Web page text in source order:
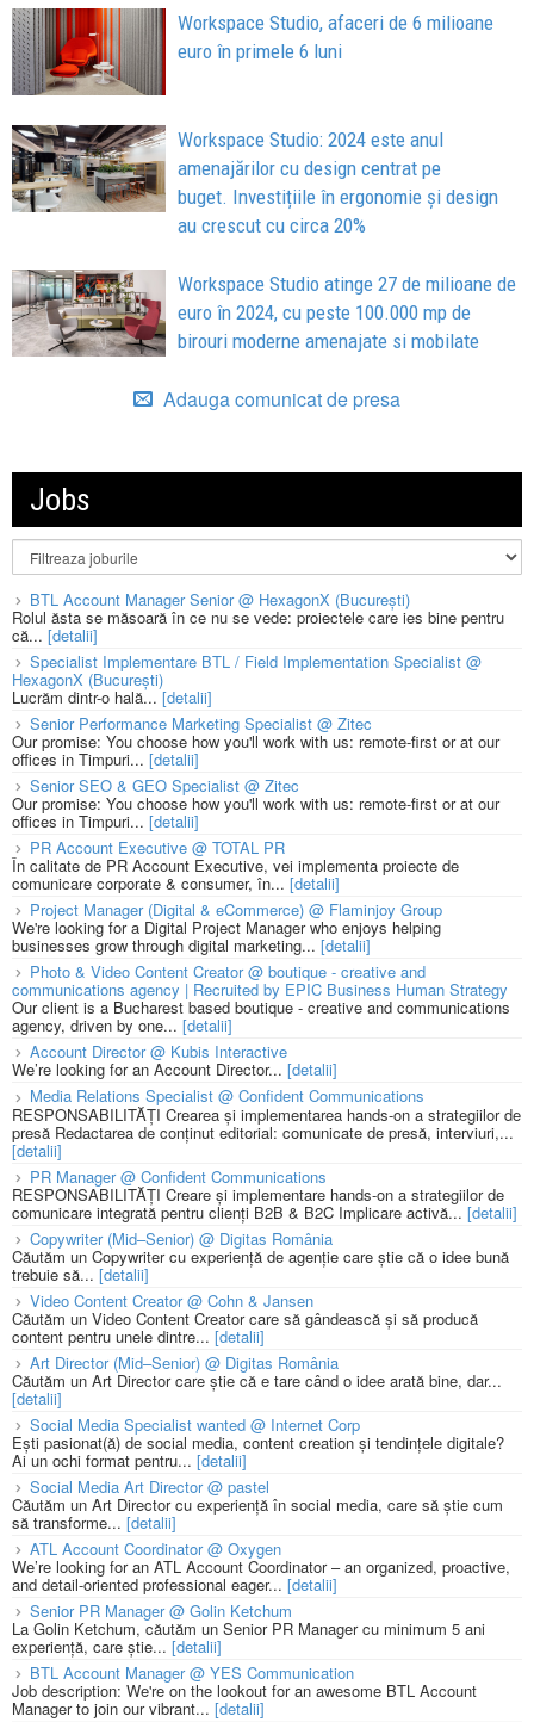
Workspace Studio, afaceri de 6 milioane
euro în primele 6 luni
Workspace Studio: 2024 este anul
amenajărilor cu design centrat pe
buget. Investițiile în ergonomie și design
au crescut cu circa 20%
Workspace Studio atinge 27 de milioane de
euro în 2024, cu peste 100.000 mp de
birouri moderne amenajate si mobilate
Adauga comunicat de presa
Jobs
BTL Account Manager Senior @ HexagonX (București)
Rolul ăsta se măsoară în ce nu se vede: proiectele care ies bine pentru
că... [detalii]
Specialist Implementare BTL / Field Implementation Specialist @
HexagonX (București)
Lucrăm dintr-o hală...[detalii]
Senior Performance Marketing Specialist @ Zitec
Our promise: You choose how you'll work with us: remote-first or at our
offices in Timpuri... [detalii]
Senior SEO & GEO Specialist @ Zitec
Our promise: You choose how you'll work with us: remote-first or at our
offices in Timpuri... [detalii]
PR Account Executive @ TOTAL PR
În calitate de PR Account Executive, vei implementa proiecte de
comunicare corporate & consumer, în... [detalii]
Project Manager (Digital & eCommerce) @ Flaminjoy Group
We're looking for a Digital Project Manager who enjoys helping
businesses grow through digital marketing... [detalii]
Photo & Video Content Creator @ boutique - creative and
communications agency | Recruited by EPIC Business Human Strategy
Our client is a Bucharest based boutique - creative and communications
agency, driven by one... [detalii]
Account Director @ Kubis Interactive
We’re looking for an Account Director... [detalii]
Media Relations Specialist @ Confident Communications
RESPONSABILITĂȚI Crearea și implementarea hands-on a strategiilor de
presă Redactarea de conținut editorial: comunicate de presă, interviuri,...
[detalii]
PR Manager @ Confident Communications
RESPONSABILITĂȚI Creare și implementare hands-on a strategiilor de
comunicare integrată pentru clienți B2B & B2C Implicare activă... [detalii]
Copywriter (Mid–Senior) @ Digitas România
Căutăm un Copywriter cu experiență de agenție care știe că o idee bună
trebuie să... [detalii]
Video Content Creator @ Cohn & Jansen
Căutăm un Video Content Creator care să gândească și să producă
content pentru unele dintre... [detalii]
Art Director (Mid–Senior) @ Digitas România
Căutăm un Art Director care știe că e tare când o idee arată bine, dar...
[detalii]
Social Media Specialist wanted @ Internet Corp
Ești pasionat(ă) de social media, content creation și tendințele digitale?
Ai un ochi format pentru... [detalii]
Social Media Art Director @ pastel
Căutăm un Art Director cu experiență în social media, care să știe cum
să transforme... [detalii]
ATL Account Coordinator @ Oxygen
We’re looking for an ATL Account Coordinator – an organized, proactive,
and detail-oriented professional eager... [detalii]
Senior PR Manager @ Golin Ketchum
La Golin Ketchum, căutăm un Senior PR Manager cu minimum 5 ani
experiență, care știe... [detalii]
BTL Account Manager @ YES Communication
Job description: We're on the lookout for an awesome BTL Account
Manager to join our vibrant... [detalii]